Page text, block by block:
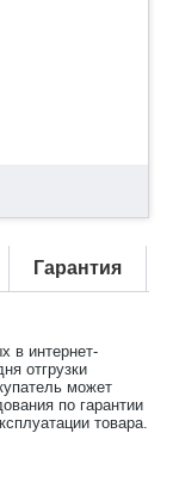
Гарантия
в интернет-
отгрузки
может
по гарантии
товара.